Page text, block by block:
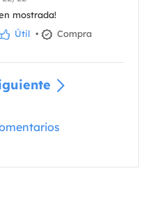
mostrada!
Útil •
Compra